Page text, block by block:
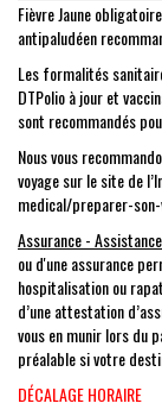
Fièvre Jaune
antipaludéen
Les formalités
DTPolio à jour et
sont recommandés
Nous vous
voyage sur le site de
medical/preparer-son-
Assurance -
ou d'une assurance
hospitalisation ou
d’une attestation
vous en munir lors du
préalable si votre
DÉCALAGE HORAIRE